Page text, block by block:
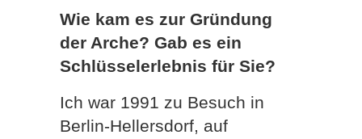
Wie kam es zur Gründung
der Arche? Gab es ein
Schlüsselerlebnis für Sie?
Ich war 1991 zu Besuch in
Berlin-Hellersdorf, auf